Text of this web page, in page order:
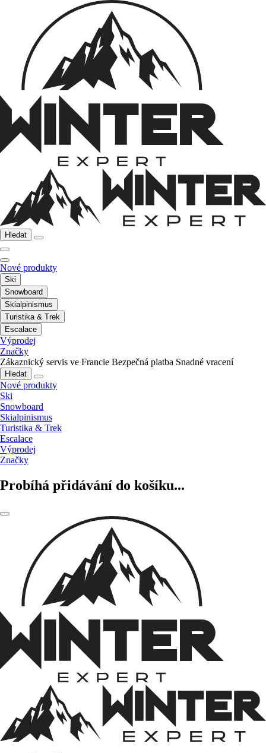
Hledat
Nové produkty
Ski
Snowboard
Skialpinismus
Turistika & Trek
Escalace
Výprodej
Značky
Zákaznický servis ve Francie Bezpečná platba Snadné vracení
Hledat
Nové produkty
Ski
Snowboard
Skialpinismus
Turistika & Trek
Escalace
Výprodej
Značky
Probíhá přidávání do košíku...